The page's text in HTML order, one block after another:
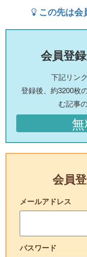
この先は会
会員登
下記リン
登録後、約3200枚
む記事
会員
メールアドレス
パスワード